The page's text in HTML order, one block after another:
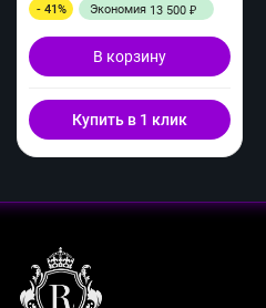
- 41% Экономия 13 500 ₽
В корзину
Купить в 1 клик